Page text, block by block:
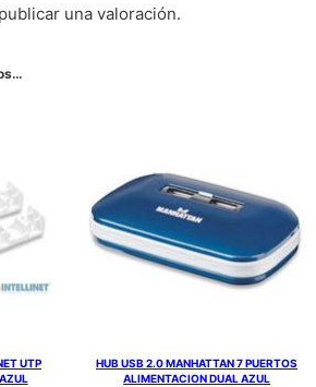
una valoración.
UTP
HUB USB 2.0 MANHATTAN 7 PUERTOS
ALIMENTACION DUAL AZUL